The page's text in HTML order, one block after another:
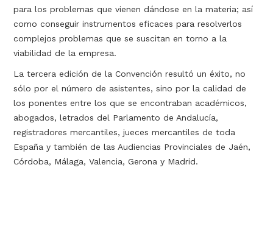
para los problemas que vienen dándose en la materia; así
como conseguir instrumentos eficaces para resolverlos
complejos problemas que se suscitan en torno a la
viabilidad de la empresa.
La tercera edición de la Convención resultó un éxito, no
sólo por el número de asistentes, sino por la calidad de
los ponentes entre los que se encontraban académicos,
abogados, letrados del Parlamento de Andalucía,
registradores mercantiles, jueces mercantiles de toda
España y también de las Audiencias Provinciales de Jaén,
Córdoba, Málaga, Valencia, Gerona y Madrid.